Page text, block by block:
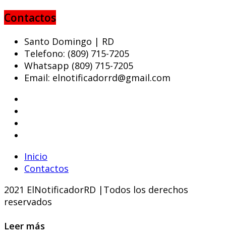
Contactos
Santo Domingo | RD
Telefono: (809) 715-7205
Whatsapp (809) 715-7205
Email: elnotificadorrd@gmail.com
Inicio
Contactos
2021 ElNotificadorRD |Todos los derechos
reservados
Leer más